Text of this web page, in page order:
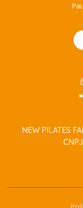
NEW PILATES